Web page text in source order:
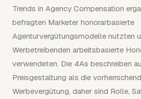
Trends in Agency Compensation
befragten Marketer honorarbasierte
Agenturvergütungsmodelle nutzten
Werbetreibenden arbeitsbasierte
verwendeten. Die 4As beschreiben
Preisgestaltung als die
Werbevergütung, daher sind Rolle,